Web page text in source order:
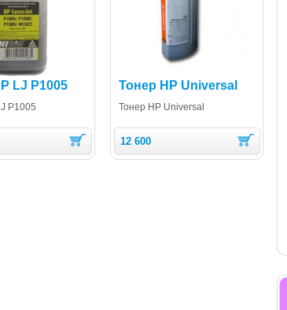
LJ P1005
P1005
Тонер HP Universal
Тонер HP Universal
12 600